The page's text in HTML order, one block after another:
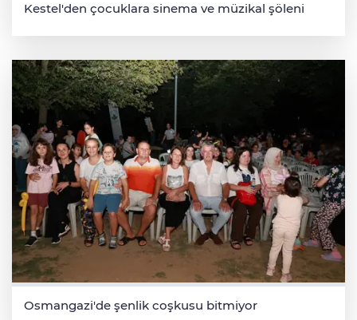
Kestel'den çocuklara sinema ve müzikal şöleni
Osmangazi'de şenlik coşkusu bitmiyor